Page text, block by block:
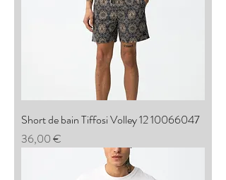
Short de bain Tiffosi Volley 12 10066047
Prix
36,00 €